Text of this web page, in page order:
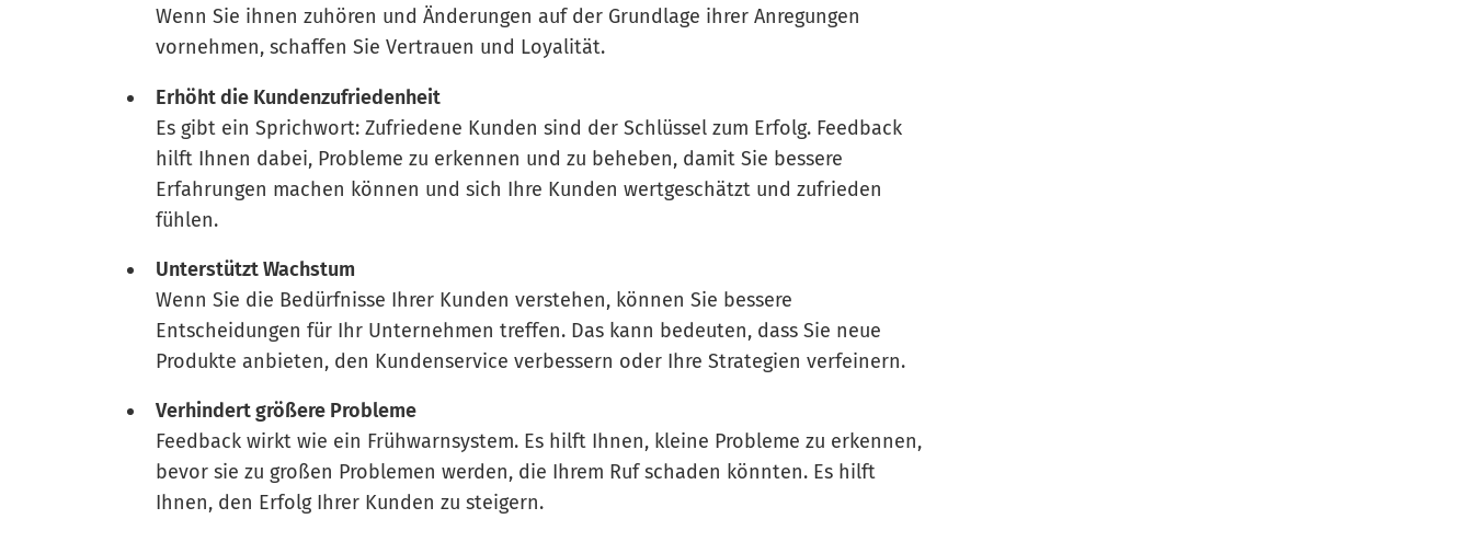
Wenn Sie ihnen zuhören und Änderungen auf der Grundlage ihrer Anregungen
vornehmen, schaffen Sie Vertrauen und Loyalität.
Erhöht die Kundenzufriedenheit
Es gibt ein Sprichwort: Zufriedene Kunden sind der Schlüssel zum Erfolg. Feedback
hilft Ihnen dabei, Probleme zu erkennen und zu beheben, damit Sie bessere
Erfahrungen machen können und sich Ihre Kunden wertgeschätzt und zufrieden
fühlen.
Unterstützt Wachstum
Wenn Sie die Bedürfnisse Ihrer Kunden verstehen, können Sie bessere
Entscheidungen für Ihr Unternehmen treffen. Das kann bedeuten, dass Sie neue
Produkte anbieten, den Kundenservice verbessern oder Ihre Strategien verfeinern.
Verhindert größere Probleme
Feedback wirkt wie ein Frühwarnsystem. Es hilft Ihnen, kleine Probleme zu erkennen,
bevor sie zu großen Problemen werden, die Ihrem Ruf schaden könnten. Es hilft
Ihnen, den Erfolg Ihrer Kunden zu steigern.